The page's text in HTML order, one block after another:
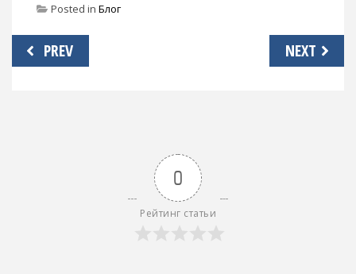
Posted in Блог
Навигация
по
PREV NEXT
0
Рейтинг статьи